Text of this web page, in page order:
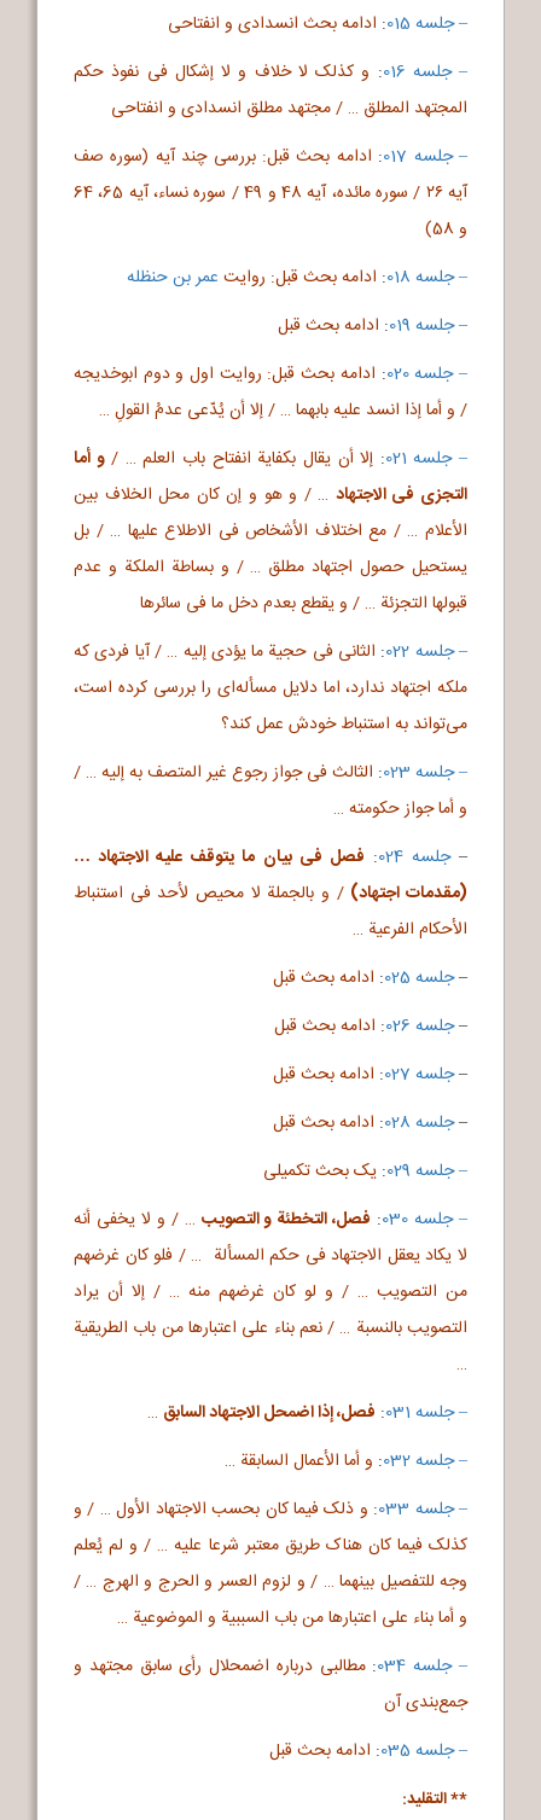
– جلسه 015
: ادامه بحث انسدادی و انفتاحی
– جلسه 016
: و کذلک لا خلاف و لا إشکال فی نفوذ حکم
المجتهد المطلق … / مجتهد مطلق انسدادی و انفتاحی
– جلسه 017
: ادامه بحث قبل: بررسی چند آیه (سوره صف
آیه ۲۶ / سوره مائده، آیه 48 و 49 / سوره نساء، آیه 65، 64
و 58)
– جلسه 018
: ادامه بحث قبل: روایت عمر بن حنظله
– جلسه 019
: ادامه بحث قبل
– جلسه 020
: ادامه بحث قبل: روایت اول و دوم ابوخدیجه
/ و أما إذا انسد علیه بابهما … / إلا أن یُدّعی عدمُ القولِ …
– جلسه 021
: إلا أن یقال بکفایة انفتاح باب العلم … /و أما
التجزی فی الاجتهاد … / و هو و إن کان محل الخلاف بین
الأعلام … / مع اختلاف الأشخاص فی الاطلاع علیها … / بل
یستحیل حصول اجتهاد مطلق … / و بساطة الملکة و عدم
قبولها التجزئة … / و یقطع بعدم دخل ما فی سائرها
– جلسه 022
: الثانی فی حجیة ما یؤدی إلیه … / آیا فردی که
ملکه اجتهاد ندارد، اما دلایل مسأله‌ای را بررسی کرده است،
می‌تواند به استنباط خودش عمل کند؟
– جلسه 023
: الثالث فی جواز رجوع غیر المتصف به إلیه … /
و أما جواز حکومته …
–جلسه 024 : فصل فی بیان ما یتوقف علیه الاجتهاد …
(مقدمات اجتهاد) / و بالجملة لا محیص لأحد فی استنباط
الأحکام الفرعیة …
–جلسه 025 : ادامه بحث قبل
–جلسه 026 : ادامه بحث قبل
–جلسه 027 : ادامه بحث قبل
–جلسه 028 : ادامه بحث قبل
– جلسه 029
: یک بحث تکمیلی
– جلسه 030
: فصل، التخطئة و التصویب … / و لا یخفی أنه
لا یکاد یعقل الاجتهاد فی حکم المسألة … / فلو کان غرضهم
من التصویب … / و لو کان غرضهم منه … / إلا أن یراد
التصویب بالنسبة … / نعم بناء علی اعتبارها من باب الطریقیة
…
– جلسه 031
: فصل، إذا اضمحل الاجتهاد السابق …
– جلسه 032
: و أما الأعمال السابقة …
– جلسه 033
: و ذلک فیما کان بحسب الاجتهاد الأول … / و
کذلک فیما کان هناک طریق معتبر شرعا علیه … / و لم یُعلم
وجه للتفصیل بینهما … / و لزوم العسر و الحرج و الهرج … /
و أما بناء علی اعتبارها من باب السببیة و الموضوعیة …
– جلسه 034
:مطالبی درباره اضمحلال رأی سابق مجتهد و
جمع‌بندی آن
– جلسه 035
: ادامه بحث قبل
** التقلید: